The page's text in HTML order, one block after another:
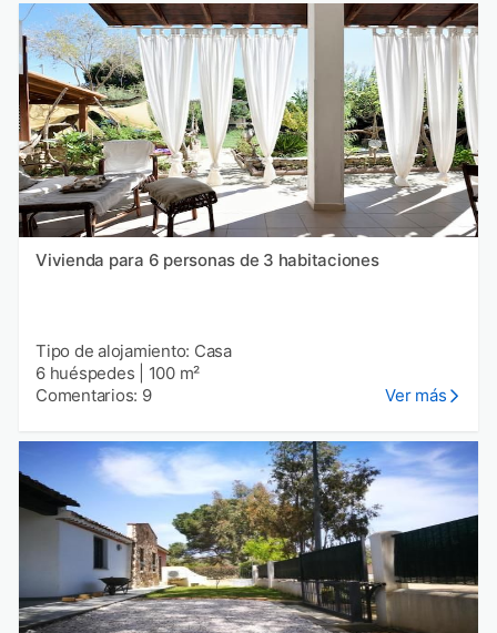
Vivienda para 6 personas de 3 habitaciones
Tipo de alojamiento: Casa
6 huéspedes
100 m²
Comentarios: 9
Ver más